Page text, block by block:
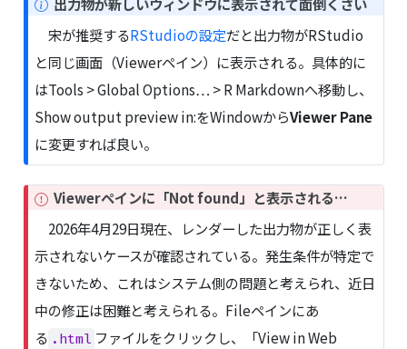
t
e
宋が推奨するRStudioの設定だと出力物がRStudio
と同じ画面（Viewerペイン）に表示される。具体的に
はTools > Global Options… > R Markdownへ移動し、
Show output preview in:をWindowからViewer Pane
に変更すれば良い。
I
p
o
r
t
a
n
Viewerペインに「Not found」と表示される…
2026年4月29日現在、レンダーした出力物が正しく表
示されないケースが確認されている。発生条件が特定で
きないため、これはシステム側の問題と考えられ、近日
中の修正は困難と考えられる。Fileペインにあ
る .html ファイルをクリックし、「View in Web